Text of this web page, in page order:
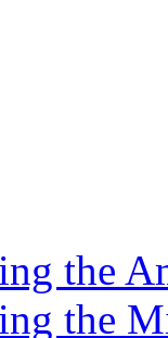
the
the